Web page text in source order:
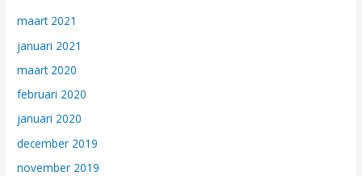
maart 2021
januari 2021
maart 2020
februari 2020
januari 2020
december 2019
november 2019